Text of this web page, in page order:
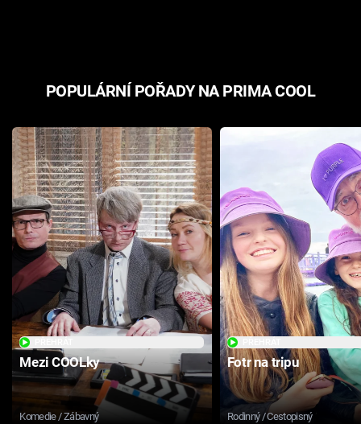
POPULÁRNÍ POŘADY NA PRIMA COOL
Mezi COOLky
Komedie / Zábavný
Fotr na tripu
Rodinný / Cestopisný